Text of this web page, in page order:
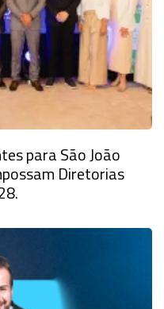
para São João
Diretorias